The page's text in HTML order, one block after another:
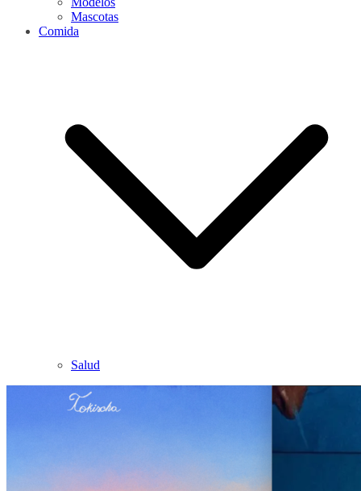
Mascotas
Comida
Salud